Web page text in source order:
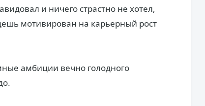
и ничего страстно не хотел,
мотивирован на карьерный рост
амбиции вечно голодного